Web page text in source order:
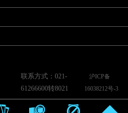
联系方式：021-
61266600转8021
沪ICP备
16038212号-3